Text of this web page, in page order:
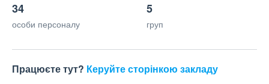
34
особи персоналу
5
груп
Працюєте тут? Керуйте сторінкою закладу